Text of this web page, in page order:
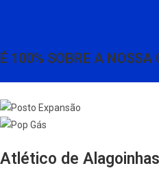
É 100% SOBRE A NOSSA
Atlético de